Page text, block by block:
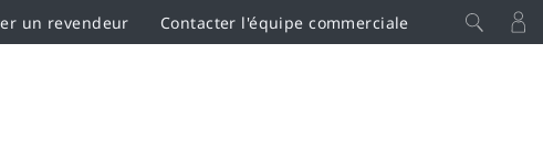
un revendeur Contacter l'équipe commerciale